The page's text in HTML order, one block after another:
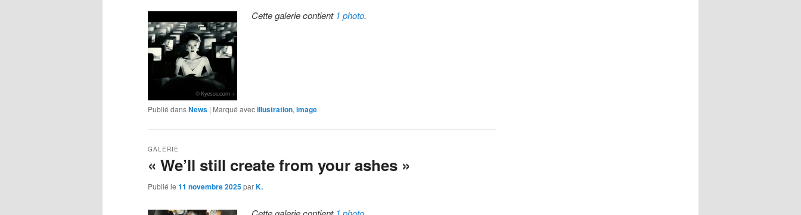
Cette galerie contient 1 photo.
Publié dansNews | Marqué avecillustration,image
« We’ll still create from your ashes »
GALERIE
Publié le 11 novembre 2025parK.